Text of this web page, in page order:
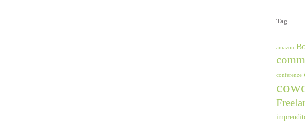
Tag
amazon
conferenze